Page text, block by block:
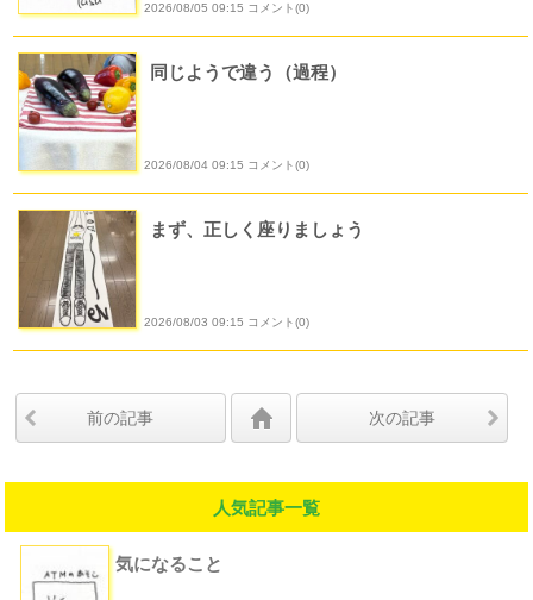
2026/08/05 09:15 コメント(0)
同じようで違う（過程）
2026/08/04 09:15 コメント(0)
まず、正しく座りましょう
2026/08/03 09:15 コメント(0)
前の記事 次の記事
人気記事一覧
気になること